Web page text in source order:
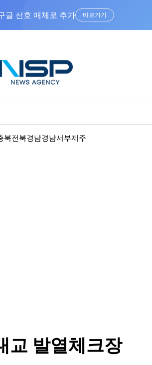
글 선호 매체로 추가 바로가기
북전북경남경남서부제주
교 발열체크장